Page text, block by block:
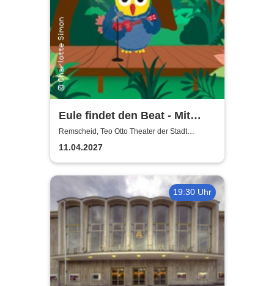
Eule findet den Beat - Mit
Gefühl
Remscheid, Teo Otto Theater der Stadt
Remscheid
11.04.2027
19:30 Uhr